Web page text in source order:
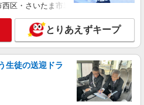
区・さいたま市岩槻区・久喜市・蓮田
とりあえずキープ
生徒の送迎ドラ